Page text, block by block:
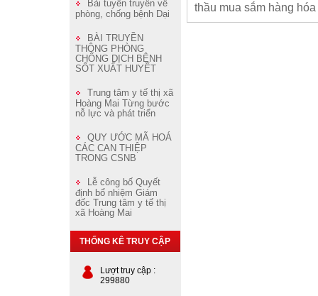
Bài tuyên truyền về
phòng, chống bệnh Dại
BÀI TRUYỀN
THÔNG PHÒNG
CHỐNG DỊCH BỆNH
SỐT XUẤT HUYẾT
Trung tâm y tế thị xã
Hoàng Mai Từng bước
nỗ lực và phát triển
QUY ƯỚC MÃ HOÁ
CÁC CAN THIỆP
TRONG CSNB
Lễ công bố Quyết
định bổ nhiệm Giám
đốc Trung tâm y tế thị
xã Hoàng Mai
THỐNG KÊ TRUY CẬP
Lượt truy cập :
299880
thầu mua sắm hàng